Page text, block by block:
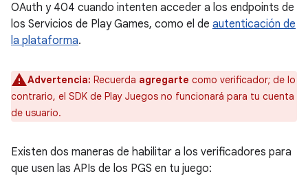
OAuth y 404 cuando intenten acceder a los endpoints de
los Servicios de Play Games, como el de autenticación de
la plataforma.
Advertencia: Recuerda agregarte como verificador; de lo
contrario, el SDK de Play Juegos no funcionará para tu cuenta
de usuario.
Existen dos maneras de habilitar a los verificadores para
que usen las APIs de los PGS en tu juego: